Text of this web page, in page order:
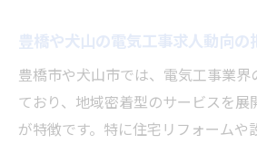
豊橋や犬山の電気工事求人動向の
豊橋市や犬山市では、電気工事業界
ており、地域密着型のサービスを展
が特徴です。特に住宅リフォームや